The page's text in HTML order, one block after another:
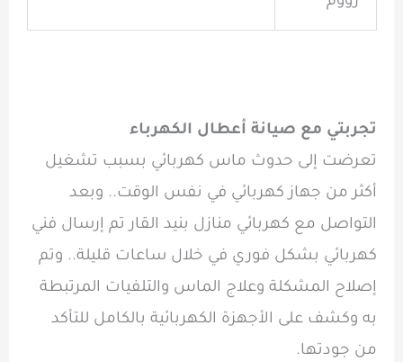
تجربتي مع صيانة أعطال الكهرباء
تعرضت إلى حدوث ماس كهربائي بسبب تشغيل
أكثر من جهاز كهربائي في نفس الوقت.. وبعد
التواصل مع كهربائي منازل بنيد القار تم إرسال فني
كهربائي بشكل فوري في خلال ساعات قليلة.. وتم
إصلاح المشكلة وعلاج الماس والتلفيات المرتبطة
به وكشف على الأجهزة الكهربائية بالكامل للتأكد
من جودتها.